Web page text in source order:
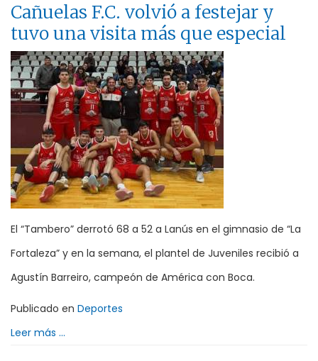
Cañuelas F.C. volvió a festejar y
tuvo una visita más que especial
El “Tambero” derrotó 68 a 52 a Lanús en el gimnasio de “La
Fortaleza” y en la semana, el plantel de Juveniles recibió a
Agustín Barreiro, campeón de América con Boca.
Publicado en Deportes
Leer más ...